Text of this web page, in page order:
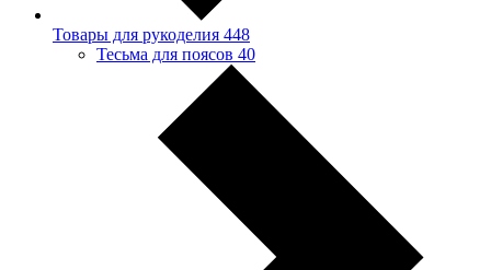
Товары для рукоделия 448
Тесьма для поясов 40